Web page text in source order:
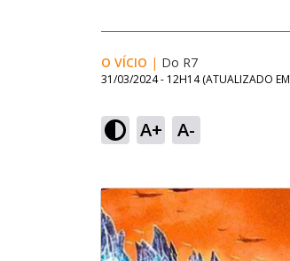
O VÍCIO | Do R7
31/03/2024 - 12H14 (ATUALIZADO EM
A+ A-